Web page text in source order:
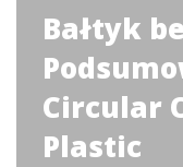
Bałtyk
Circular
Plastic